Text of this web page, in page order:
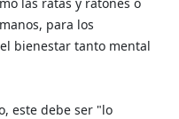
para los
bienestar tanto mental
este debe ser "lo